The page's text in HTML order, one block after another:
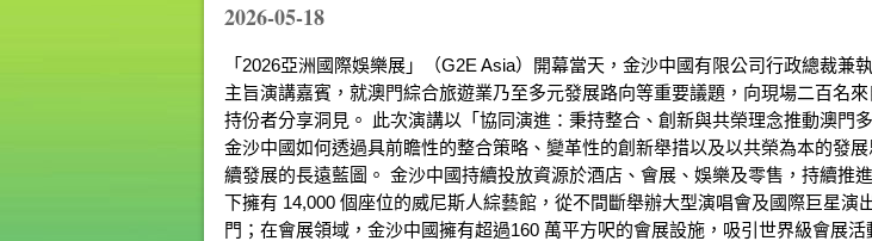
2026-05-18
「2026亞洲國際娛樂展」（G2E Asia）開幕當天，金沙中國有限公司行政總裁兼
主旨演講嘉賓，就澳門綜合旅遊業乃至多元發展路向等重要議題，向現場二百名
持份者分享洞見。 此次演講以「協同演進：秉持整合、創新與共榮理念推動澳門
金沙中國如何透過具前瞻性的整合策略、變革性的創新舉措以及以共榮為本的發
續發展的長遠藍圖。 金沙中國持續投放資源於酒店、會展、娛樂及零售，持續推
下擁有 14,000 個座位的威尼斯人綜藝館，從不間斷舉辦大型演唱會及國際巨星演
門；在會展領域，金沙中國擁有超過160 萬平方呎的會展設施，吸引世界級會展